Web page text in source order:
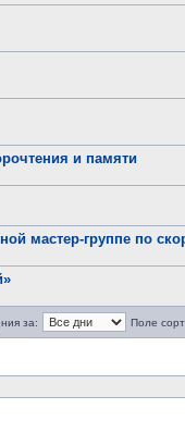
и памяти
мастер-группе по
за: Поле